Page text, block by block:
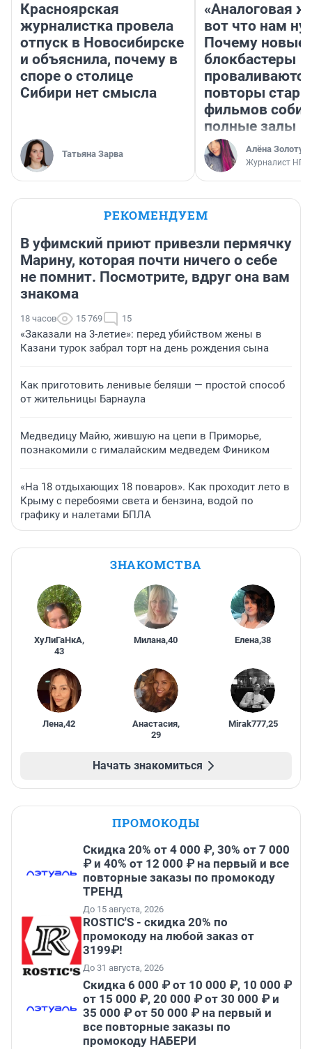
Красноярская
журналистка провела
отпуск в Новосибирске
и объяснила, почему в
споре о столице
Сибири нет смысла
Татьяна Зарва
«Аналоговая
вот что нам
Почему новые
блокбастеры
повторы
фильмов
полные залы
Алёна
Журналист НГС
РЕКОМЕНДУЕМ
В уфимский приют привезли пермячку
Марину, которая почти ничего о себе
не помнит. Посмотрите, вдруг она вам
знакома
18 часов 15 769 15
«Заказали на 3-летие»: перед убийством жены в
Казани турок забрал торт на день рождения сына
Как приготовить ленивые беляши — простой способ
от жительницы Барнаула
Медведицу Майю, жившую на цепи в Приморье,
познакомили с гималайским медведем Фиником
«На 18 отдыхающих 18 поваров». Как проходит лето в
Крыму с перебоями света и бензина, водой по
графику и налетами БПЛА
ЗНАКОМСТВА
ХуЛиГаНкА,
43
Милана,40 Елена,38
Лена,42 Анастасия,
29
Mirak777,25
Начать знакомиться
ПРОМОКОДЫ
Скидка 20% от 4 000 ₽, 30% от 7 000
₽ и 40% от 12 000 ₽ на первый и все
повторные заказы по промокоду
ТРЕНД
До 15 августа, 2026
ROSTIC'S - скидка 20% по
промокоду на любой заказ от
3199₽!
До 31 августа, 2026
Скидка 6 000 ₽ от 10 000 ₽, 10 000 ₽
от 15 000 ₽, 20 000 ₽ от 30 000 ₽ и
35 000 ₽ от 50 000 ₽ на первый и
все повторные заказы по
промокоду НАБЕРИ